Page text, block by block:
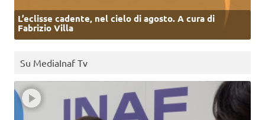
L’eclisse cadente, nel cielo di agosto. A cura di
Fabrizio Villa
Su MediaInaf Tv